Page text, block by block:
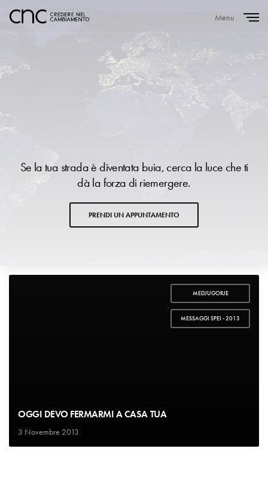
Menu
Se la tua strada è diventata buia, cerca la luce che ti
dà la forza di riemergere.
PRENDI UN APPUNTAMENTO
MEDJUGORJE
,
MESSAGGI SPEI - 2013
OGGI DEVO FERMARMI A CASA TUA
3 Novembre 2013